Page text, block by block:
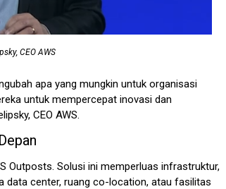
CEO AWS
apa yang mungkin untuk organisasi
untuk mempercepat inovasi dan
CEO AWS.
Outposts. Solusi ini memperluas infrastruktur,
data center, ruang co-location, atau fasilitas